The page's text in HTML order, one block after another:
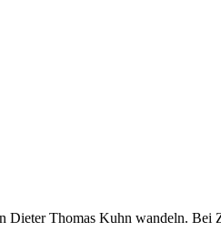
Dieter Thomas Kuhn wandeln. Bei